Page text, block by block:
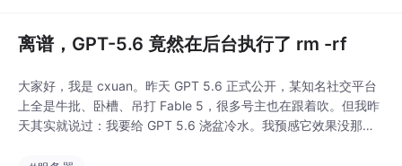
离谱，GPT-5.6 竟然在后台执行了 rm -rf
大家好，我是 cxuan。昨天 GPT 5.6 正式公开，某知名社交平台
上全是牛批、卧槽、吊打 Fable 5，很多号主也在跟着吹。但我昨
天其实就说过：我要给 GPT 5.6 浇盆冷水。我预感它效果没那么